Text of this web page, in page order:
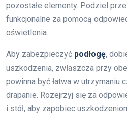
pozostałe elementy. Podziel
funkcjonalne za pomocą
oświetlenia.
Aby zabezpieczyć podłogę,
uszkodzenia, zwłaszcza przy
powinna być łatwa w utrzymaniu
drapanie. Rozejrzyj się za
i stół, aby zapobiec